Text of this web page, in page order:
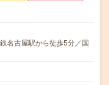
名古屋駅から徒歩5分／国